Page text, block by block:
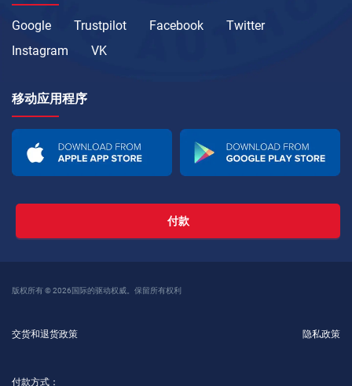
Google Trustpilot Facebook
Twitter
Instagram
VK
移动应用程序
付款
版权所有 © 2026国际的驱动权威。保留所有权利
交货和退货政策 隐私政策
付款方式：